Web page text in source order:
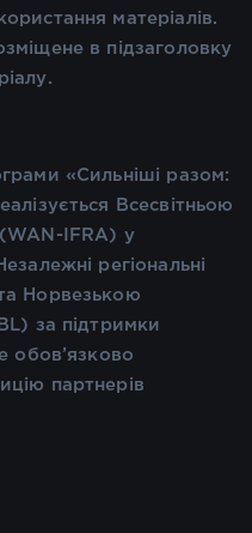
матеріалів.
в підзаголовку
«Сильніші разом:
Всесвітньою
(WAN-IFRA) у
регіональні
Норвезькою
за підтримки
обов’язково
партнерів